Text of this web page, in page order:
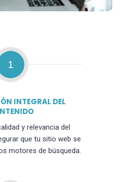
1
INTEGRAL DEL
y relevancia del
que tu sitio web se
motores de búsqueda.